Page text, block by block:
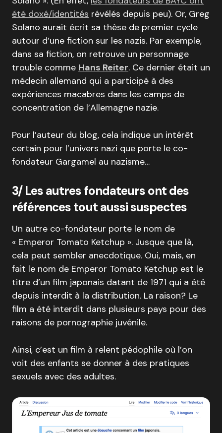
été doxé/identités révélés depuis peu). Or, Greg
Solano aurait écrit sa thèse de premier cycle
autour d’une fiction sur les nazis. Par exemple,
dans sa fiction, on retrouve un personnage
trouble comme Hans Reiter. Ce dernier était un
médecin allemand qui a participé à des
expériences macabres dans les camps de
concentration de l’Allemagne nazie.
Pour l’auteur du blog, cela indique un intérêt
certain pour l’univers nazi que porte le co-
fondateur Gargamel au nazisme…
3/ Les autres fondateurs ont des
références tout aussi suspectes
Un autre co-fondateur porte le nom de
« Emperor Tomato Ketchup ». Jusque que là,
cela peut sembler anecdotique. Oui, mais, en
fait le nom de Emperor Tomato Ketchup est le
titre d’un film japonais datant de 1971 qui a été
depuis interdit à la distribution. La raison? Le
film a été interdit dans plusieurs pays pour des
raisons de pornographie juvénile.
Ainsi, c’est un film à relent pédophile où l’on
voit des enfants se donner à des pratiques
sexuels avec des adultes.